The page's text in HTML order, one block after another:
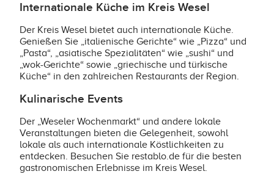
Internationale Küche im Kreis Wesel
Der Kreis Wesel bietet auch internationale Küche.
Genießen Sie „italienische Gerichte“ wie „Pizza“ und
„Pasta“, „asiatische Spezialitäten“ wie „sushi“ und
„wok-Gerichte“ sowie „griechische und türkische
Küche“ in den zahlreichen Restaurants der Region.
Kulinarische Events
Der „Weseler Wochenmarkt“ und andere lokale
Veranstaltungen bieten die Gelegenheit, sowohl
lokale als auch internationale Köstlichkeiten zu
entdecken. Besuchen Sie restablo.de für die besten
gastronomischen Erlebnisse im Kreis Wesel.